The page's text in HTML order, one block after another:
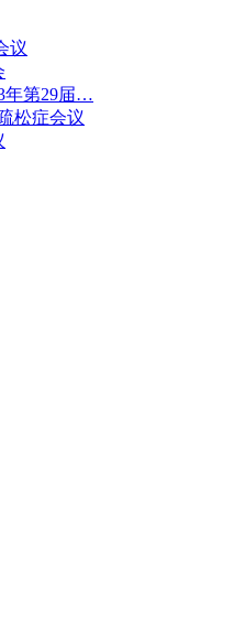
议
年第29届…
松症会议
分析
验分享
分析